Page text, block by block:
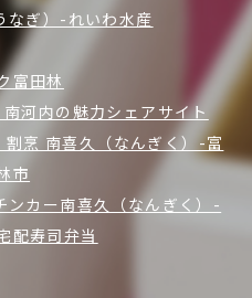
なぎ）-れいわ水産
富田林
河内の魅力シェアサイト
割烹 南喜久（なんぎく）-富
市
ンカー南喜久（なんぎく）-
配寿司弁当